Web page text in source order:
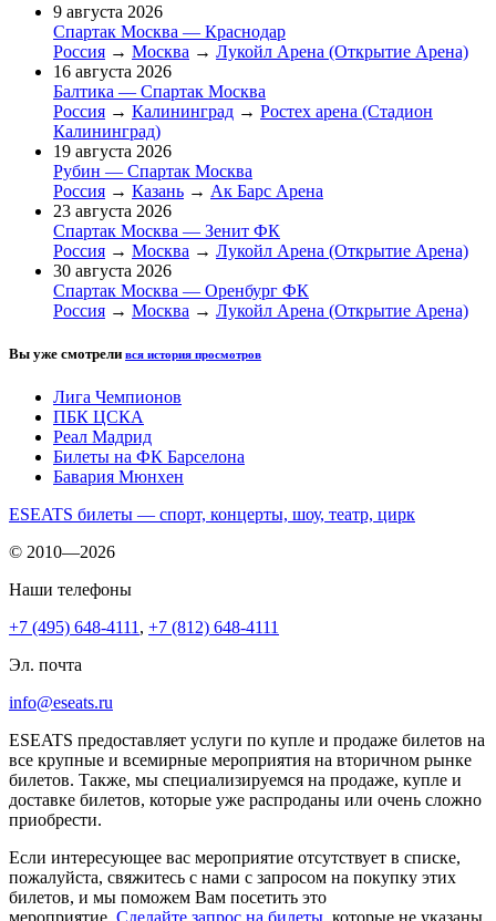
9 августа 2026
Спартак Москва — Краснодар
Россия → Москва → Лукойл Арена (Открытие Арена)
16 августа 2026
Балтика — Спартак Москва
Россия → Калининград → Ростех арена (Стадион
Калининград)
19 августа 2026
Рубин — Спартак Москва
Россия → Казань → Ак Барс Арена
23 августа 2026
Спартак Москва — Зенит ФК
Россия → Москва → Лукойл Арена (Открытие Арена)
30 августа 2026
Спартак Москва — Оренбург ФК
Россия → Москва → Лукойл Арена (Открытие Арена)
Вы уже смотрели вся история просмотров
Лига Чемпионов
ПБК ЦСКА
Реал Мадрид
Билеты на ФК Барселона
Бавария Мюнхен
ESEATS билеты — спорт, концерты, шоу, театр, цирк
© 2010—2026
Наши телефоны
+7 (495) 648-4111 , +7 (812) 648-4111
Эл. почта
info@eseats.ru
ESEATS предоставляет услуги по купле и продаже билетов на
все крупные и всемирные мероприятия на вторичном рынке
билетов. Также, мы специализируемся на продаже, купле и
доставке билетов, которые уже распроданы или очень сложно
приобрести.
Если интересующее вас мероприятие отсутствует в списке,
пожалуйста, свяжитесь с нами с запросом на покупку этих
билетов, и мы поможем Вам посетить это